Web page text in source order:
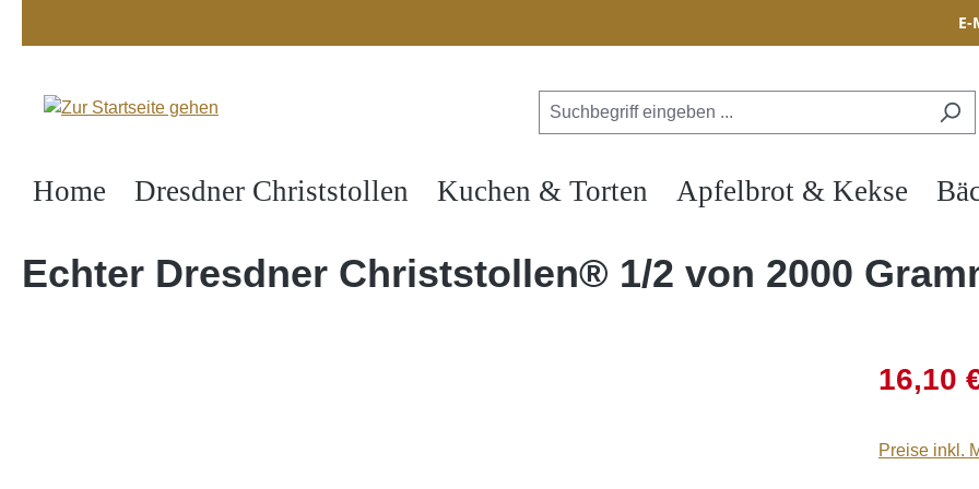
E-
Home Dresdner Christstollen Kuchen & Torten Apfelbrot & Kekse
Echter Dresdner Christstollen® 1/2 von 2000
16,10
Preise inkl.